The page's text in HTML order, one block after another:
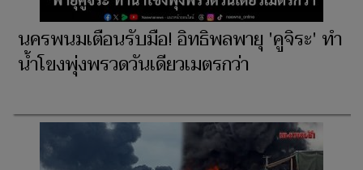
นครพนมเตือนรับมือ! อิทธิพลพายุ 'คูจิระ' ทำ
น้ำโขงพุ่งพรวดวันเดียวเมตรกว่า